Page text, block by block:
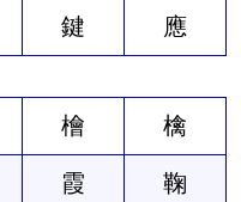
鍵 應
檜 檎
霞 鞠